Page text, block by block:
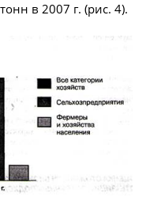
в 2007 г. (рис. 4).